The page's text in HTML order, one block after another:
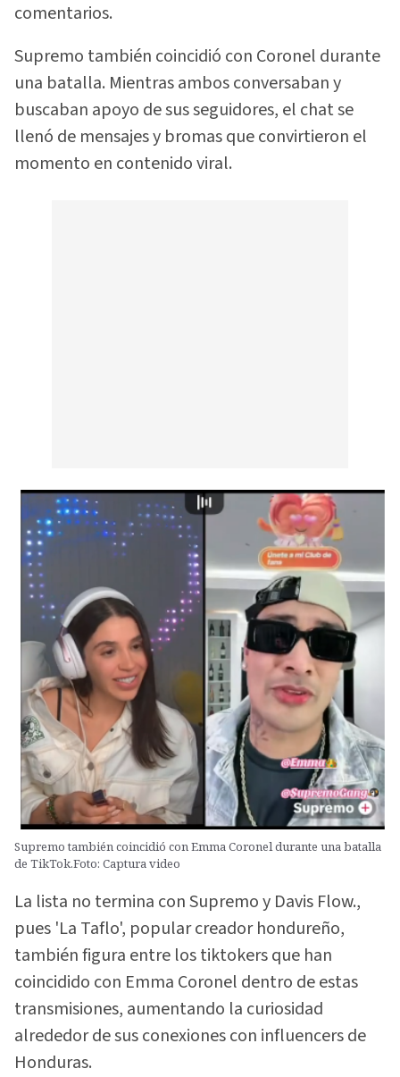
comentarios.
Supremo también coincidió con Coronel durante
una batalla. Mientras ambos conversaban y
buscaban apoyo de sus seguidores, el chat se
llenó de mensajes y bromas que convirtieron el
momento en contenido viral.
Supremo también coincidió con Emma Coronel durante una batalla
de TikTok.Foto: Captura video
La lista no termina con Supremo y Davis Flow.,
pues 'La Taflo', popular creador hondureño,
también figura entre los tiktokers que han
coincidido con Emma Coronel dentro de estas
transmisiones, aumentando la curiosidad
alrededor de sus conexiones con influencers de
Honduras.